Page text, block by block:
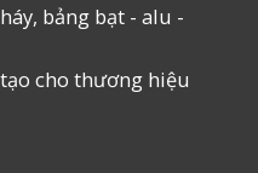
bảng bạt - alu -
tạo cho thương hiệu